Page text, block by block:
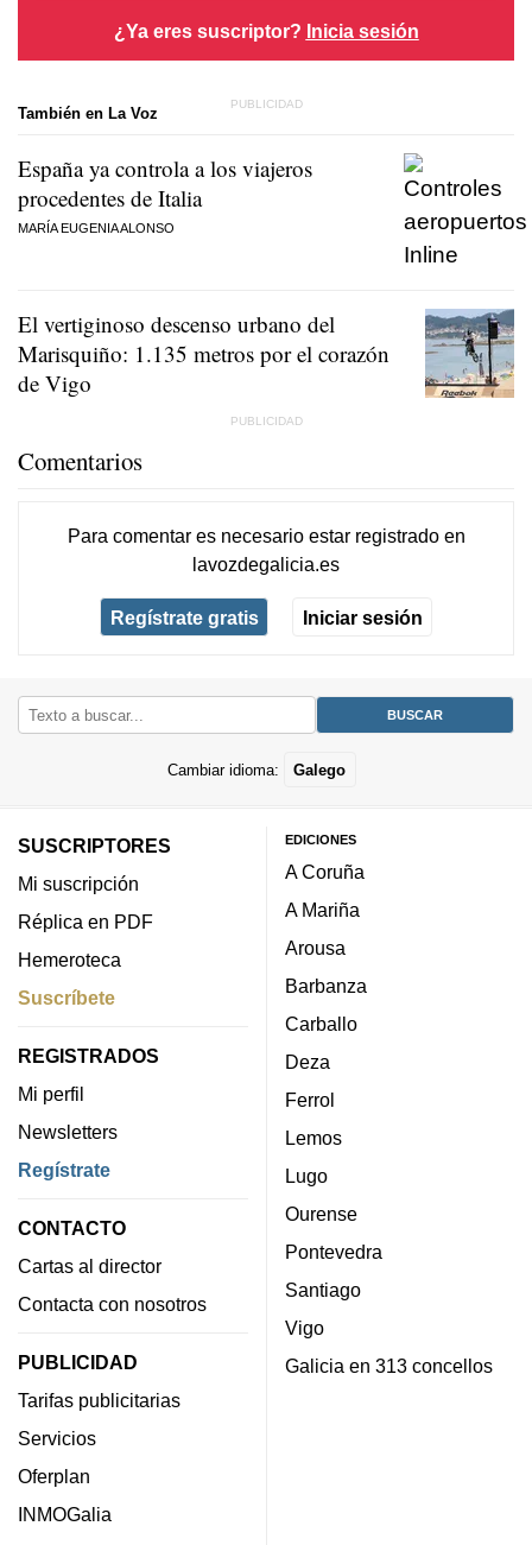
¿Ya eres suscriptor? Inicia sesión
También en La Voz
España ya controla a los viajeros
procedentes de Italia
MARÍA EUGENIA ALONSO
El vertiginoso descenso urbano del
Marisquiño: 1.135 metros por el corazón
de Vigo
Comentarios
Para comentar es necesario estar registradoen
lavozdegalicia.es
Regístrate gratis Iniciar sesión
Cambiar idioma: Galego
SUSCRIPTORES
Mi suscripción
Réplica en PDF
Hemeroteca
Suscríbete
REGISTRADOS
Mi perfil
Newsletters
Regístrate
CONTACTO
Cartas al director
Contacta con nosotros
PUBLICIDAD
Tarifas publicitarias
Servicios
Oferplan
INMOGalia
EDICIONES
A Coruña
A Mariña
Arousa
Barbanza
Carballo
Deza
Ferrol
Lemos
Lugo
Ourense
Pontevedra
Santiago
Vigo
Galicia en 313 concellos